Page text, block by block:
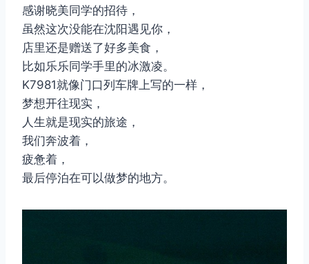
感谢晓美同学的招待，
虽然这次没能在沈阳遇见你，
店里还是赠送了好多美食，
比如乐乐同学手里的冰激凌。
K7981就像门口列车牌上写的一样，
梦想开往现实，
人生就是现实的旅途，
我们奔波着，
疲惫着，
最后停泊在可以做梦的地方。